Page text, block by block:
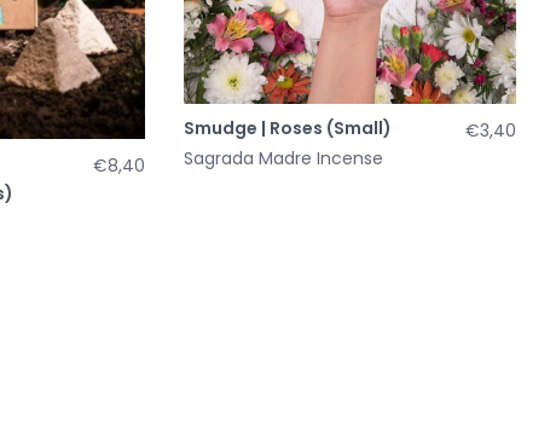
€8,40
Smudge | Roses (Small)
Sagrada Madre Incense
€3,40